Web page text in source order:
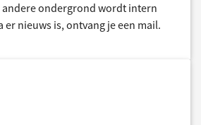
andere ondergrond wordt intern
er nieuws is, ontvang je een mail.